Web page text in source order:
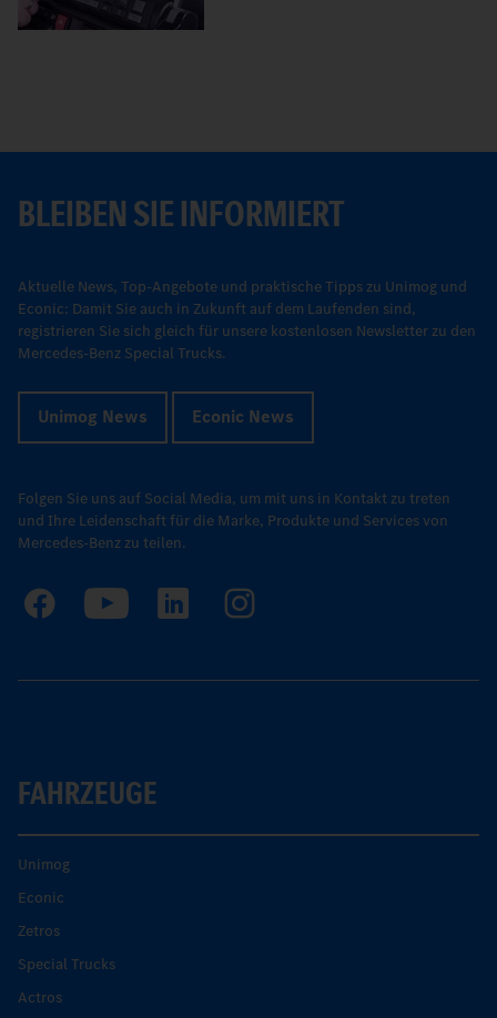
BLEIBEN SIE INFORMIERT
Aktuelle News, Top-Angebote und praktische Tipps zu Unimog und
Econic: Damit Sie auch in Zukunft auf dem Laufenden sind,
registrieren Sie sich gleich für unsere kostenlosen Newsletter zu den
Mercedes-Benz Special Trucks.
Unimog News Econic News
Folgen Sie uns auf Social Media, um mit uns in Kontakt zu treten
und Ihre Leidenschaft für die Marke, Produkte und Services von
Mercedes-Benz zu teilen.
FAHRZEUGE
Unimog
Econic
Zetros
Special Trucks
Actros